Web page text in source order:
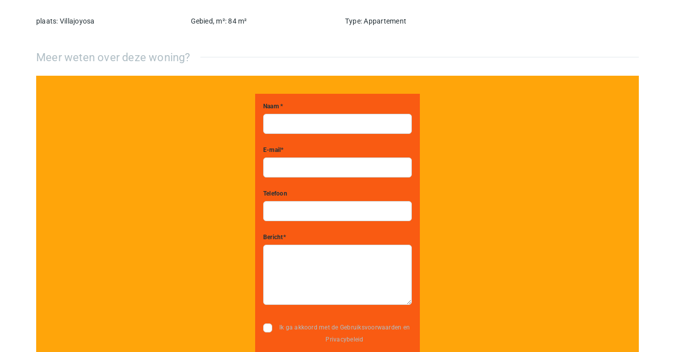
plaats: Villajoyosa Gebied, m²: 84 m² Type: Appartement
Meer weten over deze woning?
Naam *
E-mail*
Telefoon
Bericht*
Ik ga akkoord met de Gebruiksvoorwaarden en
Privacybeleid